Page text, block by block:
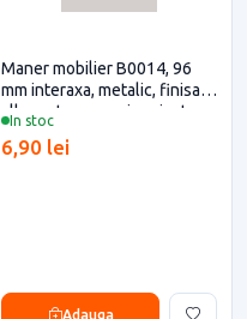
In stoc
Maner mobilier B0014, 96
mm interaxa, metalic, finisaj
alb pentru casa si proiecte
6,90 lei
Adauga